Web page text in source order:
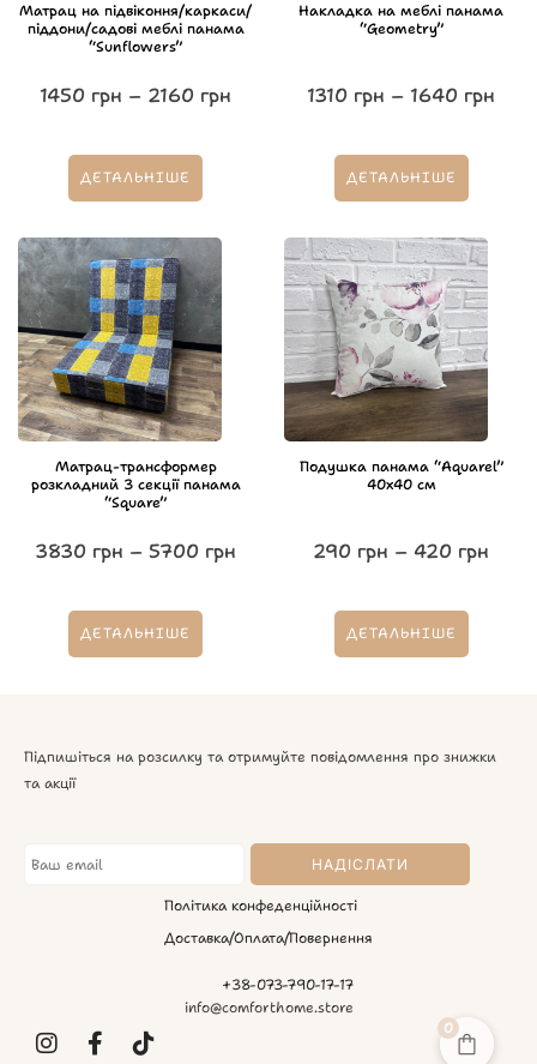
Матрац на підвіконня/каркаси/
піддони/садові меблі панама
“Sunflowers”
1450 грн – 2160 грн
ДЕТАЛЬНІШЕ
Накладка на меблі панама
“Geometry”
1310 грн – 1640 грн
ДЕТАЛЬНІШЕ
Матрац-трансформер
розкладний 3 секції панама
“Square”
3830 грн – 5700 грн
ДЕТАЛЬНІШЕ
Подушка панама “Aquarel”
40х40 см
290 грн – 420 грн
ДЕТАЛЬНІШЕ
Підпишіться на розсилку та отримуйте повідомлення про знижки
та акції
Політика конфеденційності
Доставка/Оплата/Повернення
+38-073-790-17-17
info@comforthome.store
0